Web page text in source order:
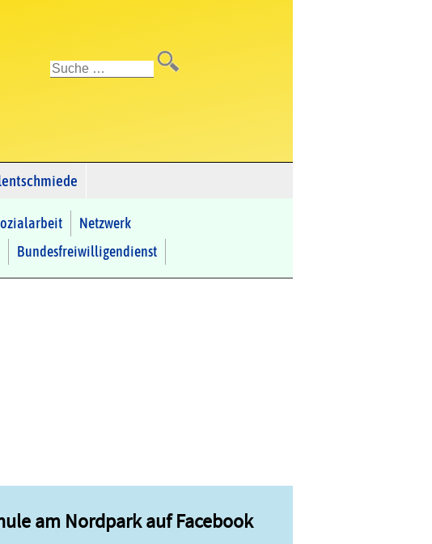
Netzwerk
Bundesfreiwilligendienst
am Nordpark auf Facebook